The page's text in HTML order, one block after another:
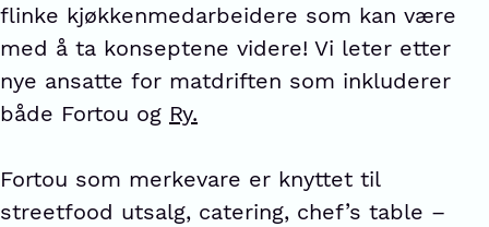
flinke kjøkkenmedarbeidere som kan være
med å ta konseptene videre! Vi leter etter
nye ansatte for matdriften som inkluderer
både Fortou og Ry.
Fortou som merkevare er knyttet til
streetfood utsalg, catering, chef’s table –